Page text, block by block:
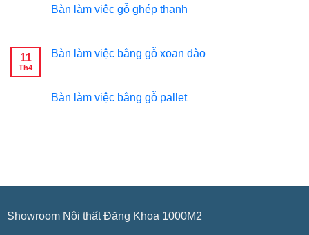
Bàn làm việc gỗ ghép thanh
11
Th4
Bàn làm việc bằng gỗ xoan đào
Bàn làm việc bằng gỗ pallet
Showroom Nội thất Đăng Khoa 1000M2